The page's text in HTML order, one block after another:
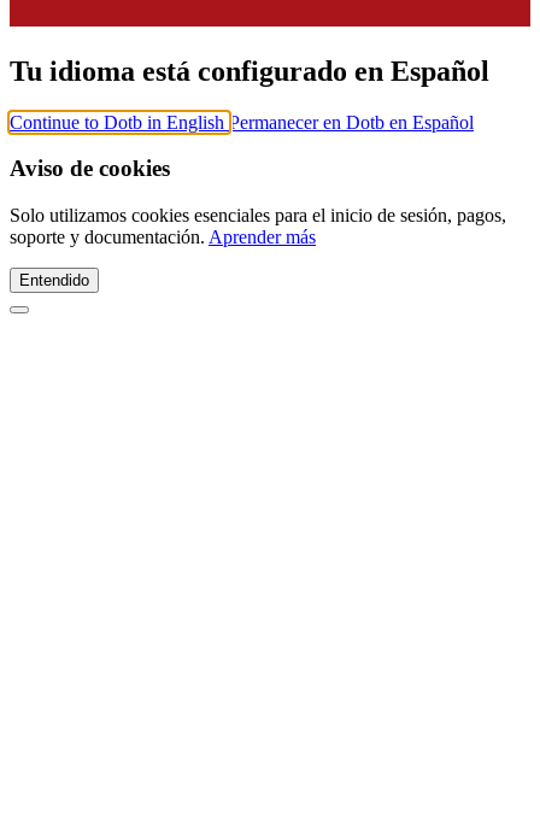
Tu idioma está configurado en Español
Continue to Dotb in English Permanecer en Dotb en Español
Aviso de cookies
Solo utilizamos cookies esenciales para el inicio de sesión, pagos,
soporte y documentación. Aprender más
Entendido